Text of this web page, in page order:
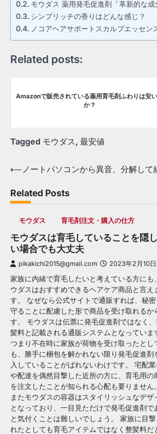
モウダス 薬用発毛促進剤「革新的な
シンプリッチの香りはどんな感じ？
ノコアヘアサポートスカルプエッセ
Related posts:
Amazonで販売されている薬用育毛剤ふわりは安
か？
Tagged モウダス, 最安値
Post
⟵ ノートパソコンから異音、分解して
Related Posts
モウダス 育毛剤注文・購入の仕方
モウダスは育毛していることを隠
い場合でも大丈夫
pikakichi2015@gmail.com 2023年2月10日
家族に内緒で育毛したいと考えている方にも
ウダスはおすすめできるヘアケア商品と言え
す。 なぜなら公式サイトで通販すれば、秘密
守ることに配慮した形で商品を受け取れるか
す。 モウダスは伝票に発毛促進剤ではなく
髪料と記載される通販システムとなっていま
つまり不在時に家族が荷物を受け取ったとし
も、勝手に梱包を解かれない限り発毛促進剤
入していることがばれないわけです。 宅配
や配達を偶然目撃した近所の方に、育毛用の
を注文したことが知られる心配も要りません。
またモウダスの容器はスタイリッシュなデザ
となっており、一目見ただけで発毛促進剤で
と気付くことは難しいでしょう。 家族に目撃
れたとしても育毛アイテムではなく整髪料だ